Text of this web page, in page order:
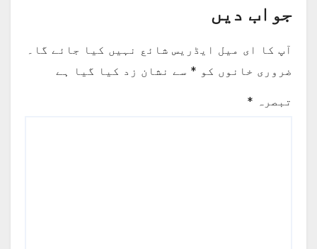
جواب دیں
آپ کا ای میل ایڈریس شائع نہیں کیا جائے گا۔
ضروری خانوں کو * سے نشان زد کیا گیا ہے
تبصرہ *